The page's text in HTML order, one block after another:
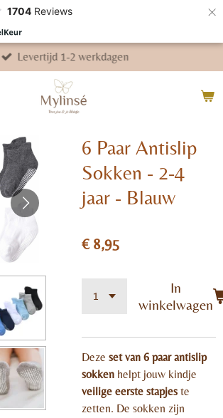
1704 Reviews ×
Levertijd 1-2 werkdagen
6 Paar Antislip
Sokken - 2-4
jaar - Blauw
€ 8,95
In
winkelwagen
Deze set van 6 paar antislip
sokken helpt jouw kindje
veilige eerste stapjes te
zetten. De sokken zijn